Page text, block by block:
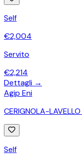
Self
€2,004
Servito
€2,214
Dettagli →
Agip Eni
CERIGNOLA-
Self